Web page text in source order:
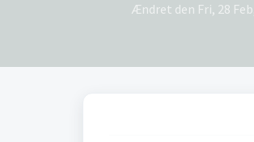
Ændret den Fri, 28